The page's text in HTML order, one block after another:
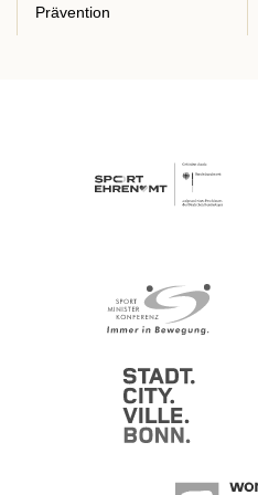
Prävention